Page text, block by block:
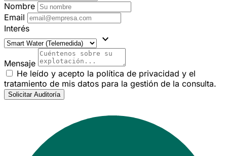
Nombre
Email
Interés
expand_more
Mensaje
He leído y acepto la política de privacidad y el
tratamiento de mis datos para la gestión de la consulta.
Solicitar Auditoría